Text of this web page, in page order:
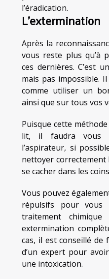
l’éradication.
L’extermination
Après la
vous reste plus qu’à
ces dernières. C’est
mais pas impossible.
comme utiliser un
ainsi que sur tous vos
Puisque cette
lit, il faudra vous
l’aspirateur, si
nettoyer correctement
se cacher dans les
Vous pouvez
répulsifs pour vous
traitement
extermination
cas, il est conseillé de
d’un expert pour
une intoxication.